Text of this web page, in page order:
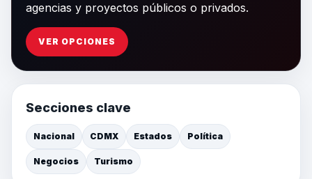
agencias y proyectos públicos o privados.
VER OPCIONES
Secciones clave
Nacional CDMX Estados Política
Negocios Turismo